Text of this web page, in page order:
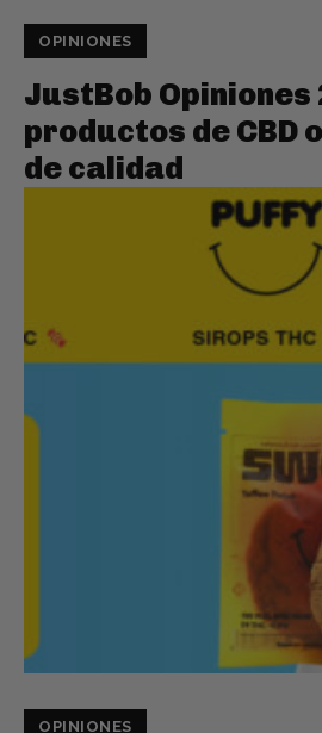
OPINIONES
JustBob Opiniones
productos de CBD
de calidad
OPINIONES